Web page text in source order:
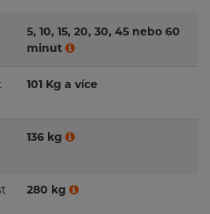
5, 10, 15, 20, 30, 45 nebo 60
minut
101 Kg a více
136 kg
280 kg